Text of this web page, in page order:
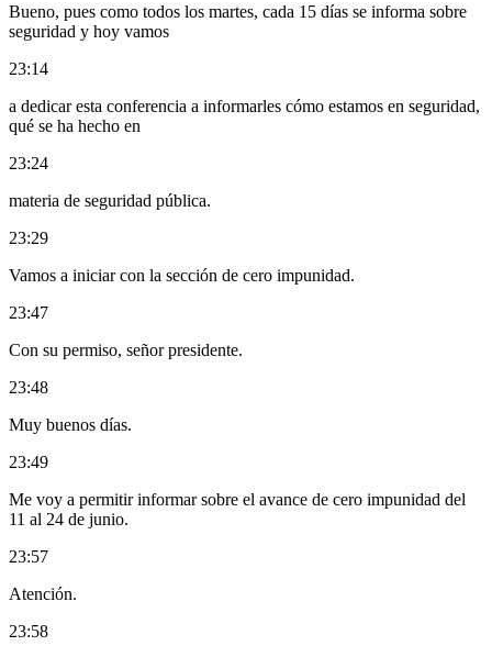
Bueno, pues como todos los martes, cada 15 días se informa sobre
seguridad y hoy vamos
23:14
a dedicar esta conferencia a informarles cómo estamos en seguridad,
qué se ha hecho en
23:24
materia de seguridad pública.
23:29
Vamos a iniciar con la sección de cero impunidad.
23:47
Con su permiso, señor presidente.
23:48
Muy buenos días.
23:49
Me voy a permitir informar sobre el avance de cero impunidad del
11 al 24 de junio.
23:57
Atención.
23:58